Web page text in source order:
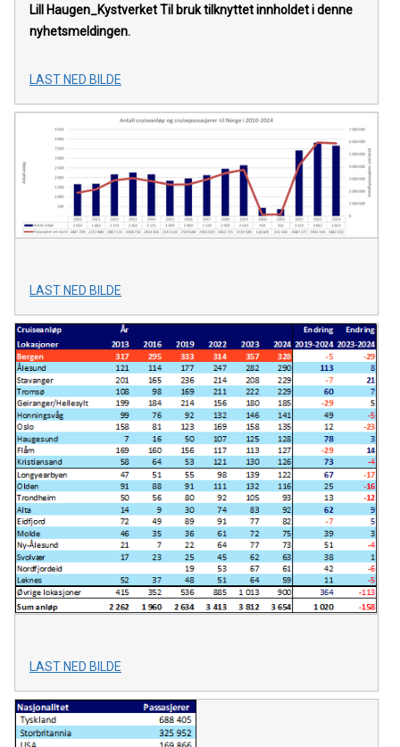
Lill Haugen_KystverketTil bruk tilknyttet innholdet i denne
nyhetsmeldingen.
LAST NED BILDE
LAST NED BILDE
LAST NED BILDE